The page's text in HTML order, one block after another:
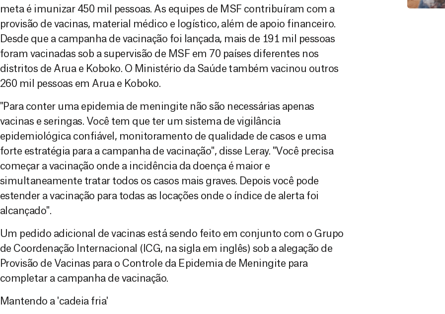
meta é imunizar 450 mil pessoas. As equipes de MSF contribuíram com a
provisão de vacinas, material médico e logístico, além de apoio financeiro.
Desde que a campanha de vacinação foi lançada, mais de 191 mil pessoas
foram vacinadas sob a supervisão de MSF em 70 países diferentes nos
distritos de Arua e Koboko. O Ministério da Saúde também vacinou outros
260 mil pessoas em Arua e Koboko.
"Para conter uma epidemia de meningite não são necessárias apenas
vacinas e seringas. Você tem que ter um sistema de vigilância
epidemiológica confiável, monitoramento de qualidade de casos e uma
forte estratégia para a campanha de vacinação", disse Leray. "Você precisa
começar a vacinação onde a incidência da doença é maior e
simultaneamente tratar todos os casos mais graves. Depois você pode
estender a vacinação para todas as locações onde o índice de alerta foi
alcançado".
Um pedido adicional de vacinas está sendo feito em conjunto com o Grupo
de Coordenação Internacional (ICG, na sigla em inglês) sob a alegação de
Provisão de Vacinas para o Controle da Epidemia de Meningite para
completar a campanha de vacinação.
Mantendo a 'cadeia fria'